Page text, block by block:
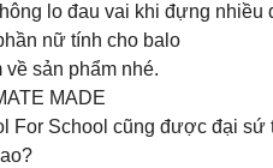
lo đau vai khi đựng nhiều
nữ tính cho balo
về sản phẩm nhé.
MADE
For School cũng được đại